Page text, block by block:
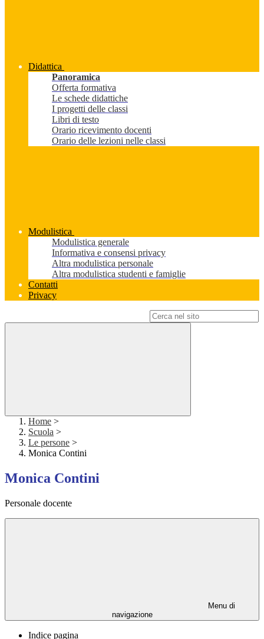
Didattica
Panoramica
Offerta formativa
Le schede didattiche
I progetti delle classi
Libri di testo
Orario ricevimento docenti
Orario delle lezioni nelle classi
Modulistica
Modulistica generale
Informativa e consensi privacy
Altra modulistica personale
Altra modulistica studenti e famiglie
Contatti
Privacy
Home >
Scuola >
Le persone >
Monica Contini
Monica Contini
Personale docente
Menu di
navigazione
Indice pagina